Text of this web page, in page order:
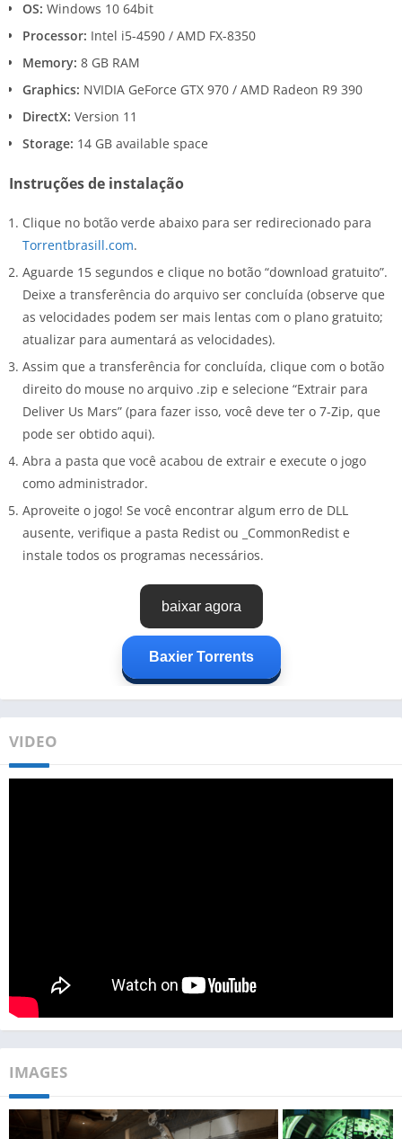
OS: Windows 10 64bit
Processor: Intel i5-4590 / AMD FX-8350
Memory: 8 GB RAM
Graphics: NVIDIA GeForce GTX 970 / AMD Radeon R9 390
DirectX: Version 11
Storage: 14 GB available space
Instruções de instalação
Clique no botão verde abaixo para ser redirecionado para
Torrentbrasill.com.
Aguarde 15 segundos e clique no botão “download gratuito”.
Deixe a transferência do arquivo ser concluída (observe que
as velocidades podem ser mais lentas com o plano gratuito;
atualizar para aumentará as velocidades).
Assim que a transferência for concluída, clique com o botão
direito do mouse no arquivo .zip e selecione “Extrair para
Deliver Us Mars” (para fazer isso, você deve ter o 7-Zip, que
pode ser obtido aqui).
Abra a pasta que você acabou de extrair e execute o jogo
como administrador.
Aproveite o jogo! Se você encontrar algum erro de DLL
ausente, verifique a pasta Redist ou _CommonRedist e
instale todos os programas necessários.
baixar agora
Baxier Torrents
VIDEO
IMAGES